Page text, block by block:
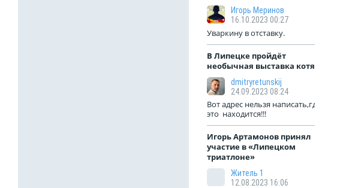
Игорь Меринов
16.10.2023 00:27
Уваркину в отставку.
В Липецке пройдёт
необычная выставка котят
dmitryretunskij
24.09.2023 08:24
Вот адрес нельзя написать,где
это находится!!!
Игорь Артамонов принял
участие в «Липецком
триатлоне»
Житель 1
12.08.2023 16:06